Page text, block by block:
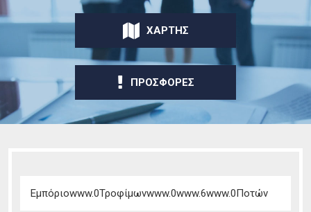
ΧΑΡΤΗΣ
ΠΡΟΣΦΟΡΕΣ